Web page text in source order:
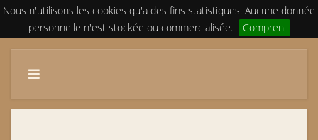
Nous n'utilisons les cookies qu'a des fins statistiques. Aucune donnée
personnelle n'est stockée ou commercialisée.
Compreni